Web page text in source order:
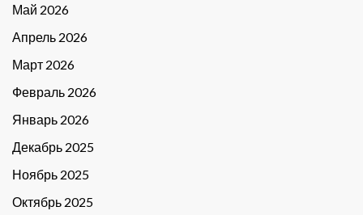
Май 2026
Апрель 2026
Март 2026
Февраль 2026
Январь 2026
Декабрь 2025
Ноябрь 2025
Октябрь 2025